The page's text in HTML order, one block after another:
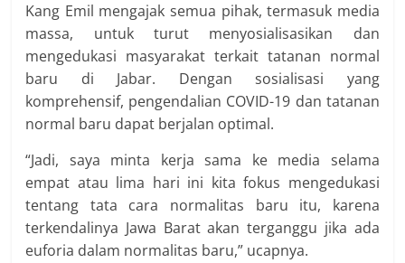
Kang Emil mengajak semua pihak, termasuk media
massa, untuk turut menyosialisasikan dan
mengedukasi masyarakat terkait tatanan normal
baru di Jabar. Dengan sosialisasi yang
komprehensif, pengendalian COVID-19 dan tatanan
normal baru dapat berjalan optimal.
“Jadi, saya minta kerja sama ke media selama
empat atau lima hari ini kita fokus mengedukasi
tentang tata cara normalitas baru itu, karena
terkendalinya Jawa Barat akan terganggu jika ada
euforia dalam normalitas baru,” ucapnya.